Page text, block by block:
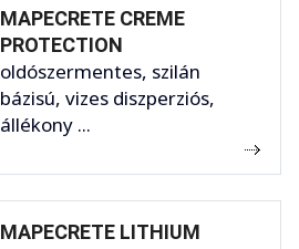
MAPECRETE CREME
PROTECTION
oldószermentes, szilán
bázisú, vizes diszperziós,
állékony ...
MAPECRETE LITHIUM